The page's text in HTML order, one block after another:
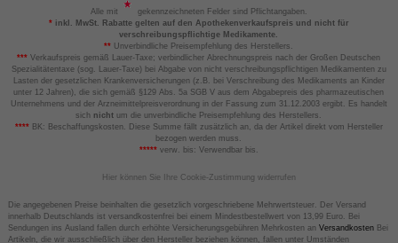
Alle mit
gekennzeichneten Felder sind Pflichtangaben.
*inkl. MwSt. Rabatte gelten auf den Apothekenverkaufspreis und nicht für
verschreibungspflichtige Medikamente.
** Unverbindliche Preisempfehlung des Herstellers.
*** Verkaufspreis gemäß Lauer-Taxe; verbindlicher Abrechnungspreis nach der Großen Deutschen
Spezialitätentaxe (sog. Lauer-Taxe) bei Abgabe von nicht verschreibungspflichtigen Medikamenten zu
Lasten der gesetzlichen Krankenversicherungen (z.B. bei Verschreibung des Medikaments an Kinder
unter 12 Jahren), die sich gemäß §129 Abs. 5a SGB V aus dem Abgabepreis des pharmazeutischen
Unternehmens und der Arzneimittelpreisverordnung in der Fassung zum 31.12.2003 ergibt. Es handelt
sich nicht um die unverbindliche Preisempfehlung des Herstellers.
****BK: Beschaffungskosten. Diese Summe fällt zusätzlich an, da der Artikel direkt vom Hersteller
bezogen werden muss.
*****verw. bis: Verwendbar bis.
Hier können Sie Ihre Cookie-Zustimmung widerrufen
Die angegebenen Preise beinhalten die gesetzlich vorgeschriebene Mehrwertsteuer. Der Versand
innerhalb Deutschlands ist versandkostenfrei bei einem Mindestbestellwert von 13,99 Euro. Bei
Sendungen ins Ausland fallen durch erhöhte Versicherungsgebühren Mehrkosten an VersandkostenBei
Artikeln, die wir ausschließlich über den Hersteller beziehen können, fallen unter Umständen